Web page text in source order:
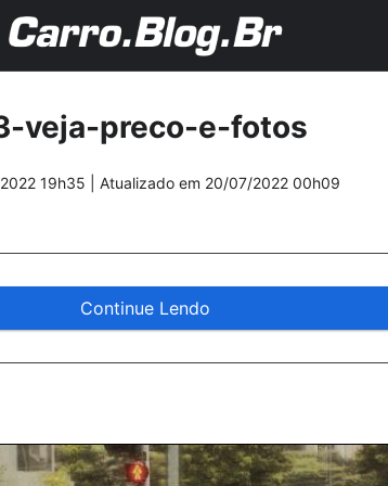
veja-preco-e-fotos
19h35 | Atualizado em 20/07/2022 00h09
Continue Lendo